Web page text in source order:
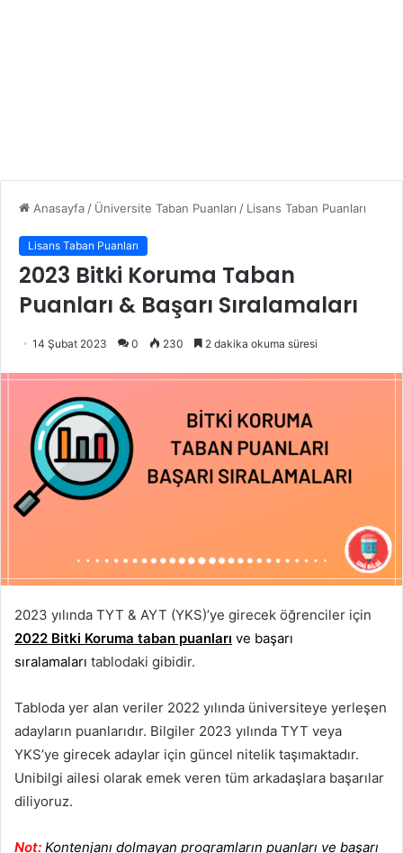
Anasayfa / Üniversite Taban Puanları / Lisans Taban Puanları
Lisans Taban Puanları
2023 Bitki Koruma Taban
Puanları & Başarı Sıralamaları
14 Şubat 2023 0 230 2 dakika okuma süresi
2023 yılında TYT & AYT (YKS)’ye girecek öğrenciler için
2022 Bitki Koruma taban puanları ve başarı
sıralamaları tablodaki gibidir.
Tabloda yer alan veriler 2022 yılında üniversiteye yerleşen
adayların puanlarıdır. Bilgiler 2023 yılında TYT veya
YKS’ye girecek adaylar için güncel nitelik taşımaktadır.
Unibilgi ailesi olarak emek veren tüm arkadaşlara başarılar
diliyoruz.
Not: Kontenjanı dolmayan programların puanları ve başarı